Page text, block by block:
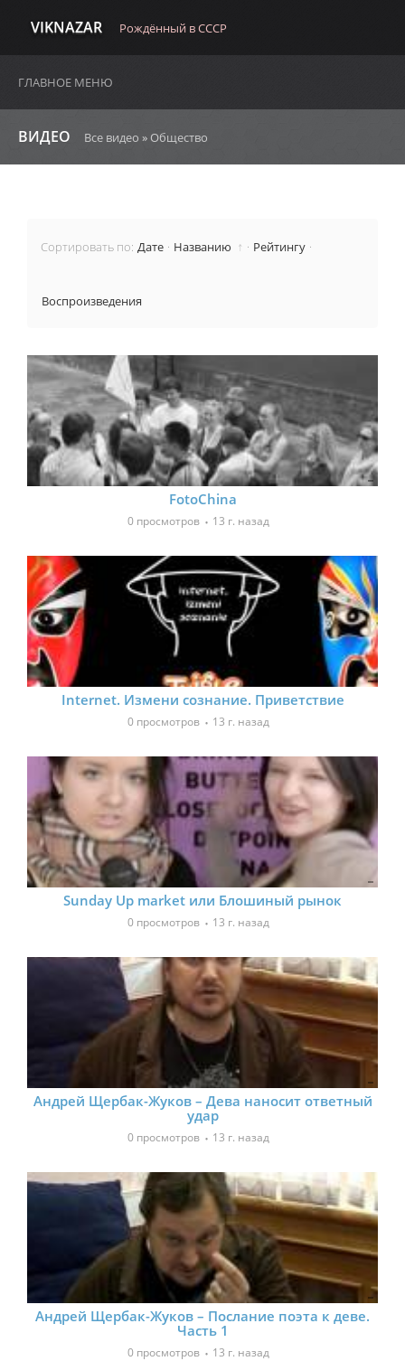
VIKNAZAR Рождённый в СССР
ГЛАВНОЕ МЕНЮ
ВИДЕО Все видео » Общество
Сортировать по: Дате · Названию ↑ · Рейтингу ·
Воспроизведения
FotoChina
0 просмотров 13 г. назад
Internet. Измени сознание. Приветствие
0 просмотров 13 г. назад
Sunday Up market или Блошиный рынок
0 просмотров 13 г. назад
Андрей Щербак-Жуков – Дева наносит ответный
удар
0 просмотров 13 г. назад
Андрей Щербак-Жуков – Послание поэта к деве.
Часть 1
0 просмотров 13 г. назад